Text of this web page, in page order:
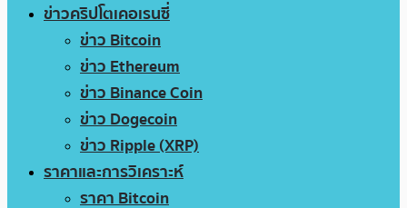
ข่าวคริปโตเคอเรนซี่
ข่าว Bitcoin
ข่าว Ethereum
ข่าว Binance Coin
ข่าว Dogecoin
ข่าว Ripple (XRP)
ราคาและการวิเคราะห์
ราคา Bitcoin